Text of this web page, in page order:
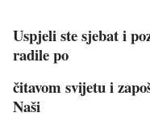
Uspjeli ste sjebat i
radile po
čitavom svijetu i
Naši